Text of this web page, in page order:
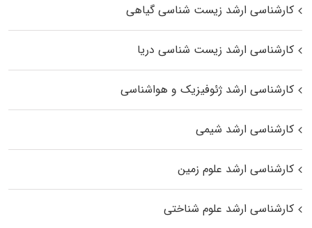
کارشناسی ارشد زیست‌ شناسی گیاهی
کارشناسی ارشد زیست‌ شناسی دریا
کارشناسی ارشد ژئوفیزیک و هواشناسی
کارشناسی ارشد شیمی
کارشناسی ارشد علوم زمین
کارشناسی ارشد علوم شناختی